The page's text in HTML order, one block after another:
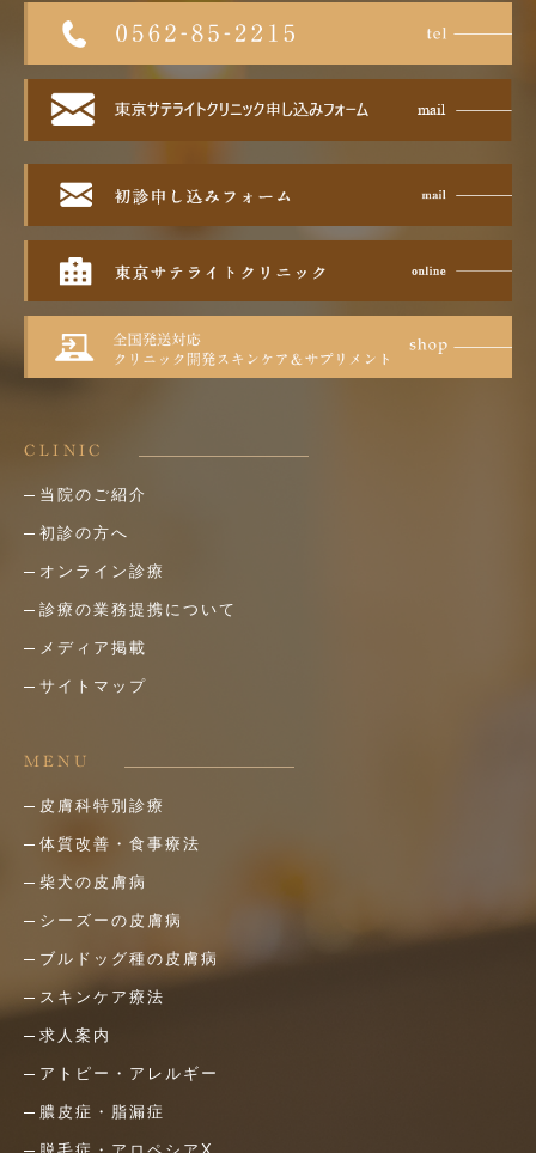
CLINIC
当院のご紹介
初診の方へ
オンライン診療
診療の業務提携について
メディア掲載
サイトマップ
MENU
皮膚科特別診療
体質改善・食事療法
柴犬の皮膚病
シーズーの皮膚病
ブルドッグ種の皮膚病
スキンケア療法
求人案内
アトピー・アレルギー
膿皮症・脂漏症